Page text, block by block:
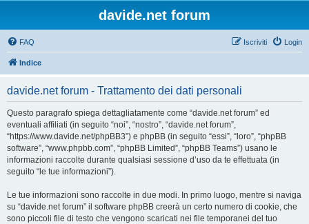
davide.net forum
FAQ Login
Iscriviti
Indice
davide.net forum - Trattamento dei dati personali
Questo paragrafo spiega dettagliatamente come “davide.net forum” ed
eventuali affiliati (in seguito “noi”, “nostro”, “davide.net forum”,
“https://www.davide.net/phpBB3”) e phpBB (in seguito “essi”, “loro”, “phpBB
software”, “www.phpbb.com”, “phpBB Limited”, “phpBB Teams”) usano le
informazioni raccolte durante qualsiasi sessione d’uso da te effettuata (in
seguito “le tue informazioni”).
Le tue informazioni sono raccolte in due modi. In primo luogo, mentre si naviga
su “davide.net forum” il software phpBB creerà un certo numero di cookie, che
sono piccoli file di testo che vengono scaricati nei file temporanei del tuo